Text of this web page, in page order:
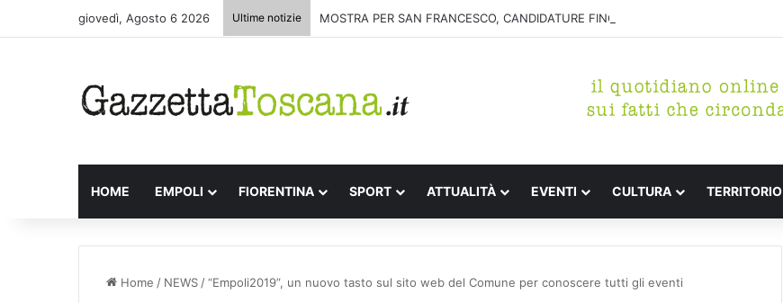
giovedì, Agosto 6 2026 Ultime notizie MOSTRA PER SAN FRANCESCO, CANDIDATURE FINO AL 31 AGOSTO
HOME EMPOLI FIORENTINA SPORT ATTUALITÀ EVENTI CULTURA TERRITORIO
Home / NEWS /“Empoli2019”, un nuovo tasto sul sito web del Comune per conoscere tutti gli eventi